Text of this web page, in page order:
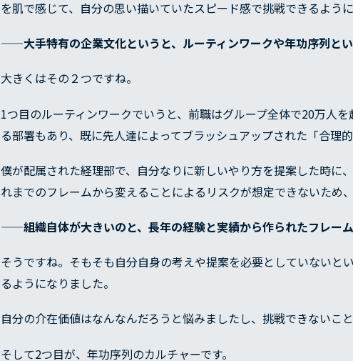
を肌で感じて、自分の思い描いていたスピード感で挑戦できるよう
——大手特有の企業文化というと、ルーティンワークや年功序列とい
大きくはその２つですね。
1つ目のルーティンワークでいうと、前職はグループ全体で20万人
る部署もあり、既に先人達によってブラッシュアップされた「合理
僕が配属された経理部で、自分なりに新しいやり方を提案した時に
れまでのフレームから変えることによるリスクが想定できないため
——組織自体が大きいのと、長年の経験と実績から作られたフレー
そうですね。そもそも自分自身の考えや提案を必要としていないと
るようになりました。
自分の介在価値はなんなんだろうと悩みましたし、挑戦できないこ
そして2つ目が、年功序列のカルチャーです。